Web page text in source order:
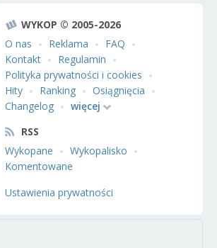
WYKOP © 2005-2026
O nas
Reklama
FAQ
Kontakt
Regulamin
Polityka prywatności i cookies
Hity
Ranking
Osiągnięcia
Changelog
więcej
RSS
Wykopane
Wykopalisko
Komentowane
Ustawienia prywatności